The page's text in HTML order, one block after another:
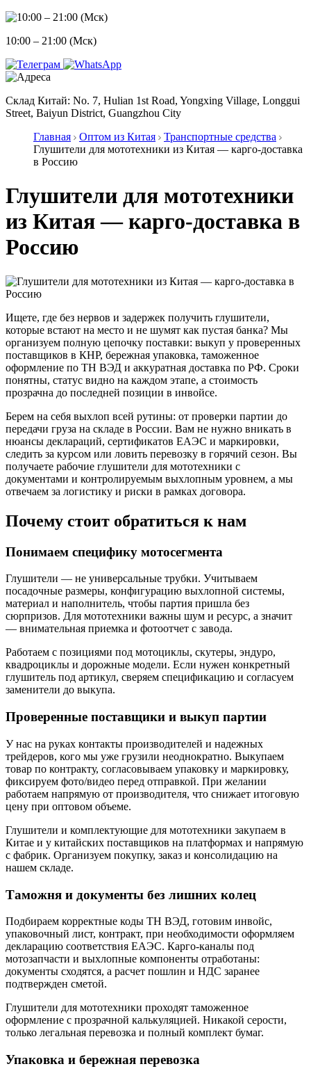
10:00 – 21:00 (Мск)
Склад Китай: No. 7, Hulian 1st Road, Yongxing Village, Longgui
Street, Baiyun District, Guangzhou City
Главная
Оптом из Китая
Транспортные средства
Глушители для мототехники из Китая — карго-доставка
в Россию
Глушители для мототехники
из Китая — карго-доставка в
Россию
Ищете, где без нервов и задержек получить глушители,
которые встают на место и не шумят как пустая банка? Мы
организуем полную цепочку поставки: выкуп у проверенных
поставщиков в КНР, бережная упаковка, таможенное
оформление по ТН ВЭД и аккуратная доставка по РФ. Сроки
понятны, статус видно на каждом этапе, а стоимость
прозрачна до последней позиции в инвойсе.
Берем на себя выхлоп всей рутины: от проверки партии до
передачи груза на складе в России. Вам не нужно вникать в
нюансы деклараций, сертификатов ЕАЭС и маркировки,
следить за курсом или ловить перевозку в горячий сезон. Вы
получаете рабочие глушители для мототехники с
документами и контролируемым выхлопным уровнем, а мы
отвечаем за логистику и риски в рамках договора.
Почему стоит обратиться к нам
Понимаем специфику мотосегмента
Глушители — не универсальные трубки. Учитываем
посадочные размеры, конфигурацию выхлопной системы,
материал и наполнитель, чтобы партия пришла без
сюрпризов. Для мототехники важны шум и ресурс, а значит
— внимательная приемка и фотоотчет с завода.
Работаем с позициями под мотоциклы, скутеры, эндуро,
квадроциклы и дорожные модели. Если нужен конкретный
глушитель под артикул, сверяем спецификацию и согласуем
заменители до выкупа.
Проверенные поставщики и выкуп партии
У нас на руках контакты производителей и надежных
трейдеров, кого мы уже грузили неоднократно. Выкупаем
товар по контракту, согласовываем упаковку и маркировку,
фиксируем фото/видео перед отправкой. При желании
работаем напрямую от производителя, что снижает итоговую
цену при оптовом объеме.
Глушители и комплектующие для мототехники закупаем в
Китае и у китайских поставщиков на платформах и напрямую
с фабрик. Организуем покупку, заказ и консолидацию на
нашем складе.
Таможня и документы без лишних колец
Подбираем корректные коды ТН ВЭД, готовим инвойс,
упаковочный лист, контракт, при необходимости оформляем
декларацию соответствия ЕАЭС. Карго-каналы под
мотозапчасти и выхлопные компоненты отработаны:
документы сходятся, а расчет пошлин и НДС заранее
подтвержден сметой.
Глушители для мототехники проходят таможенное
оформление с прозрачной калькуляцией. Никакой серости,
только легальная перевозка и полный комплект бумаг.
Упаковка и бережная перевозка